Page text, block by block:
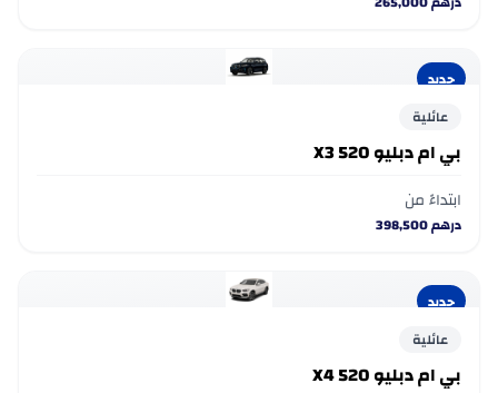
جديد
عائلية
بي ام دبليو 520 X3
ابتداءً من
درهم398,500
جديد
عائلية
بي ام دبليو 520 X4